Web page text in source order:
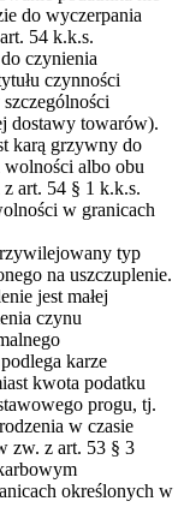
do wyczerpania
54 k.k.s.
czynienia
czynności
dostawy towarów).
karą grzywny do
wolności albo obu
art. 54 § 1 k.k.s.
w granicach
typ
na uszczuplenie.
jest małej
czynu
karze
kwota podatku
progu, tj.
w czasie
zw. z art. 53 § 3
określonych w